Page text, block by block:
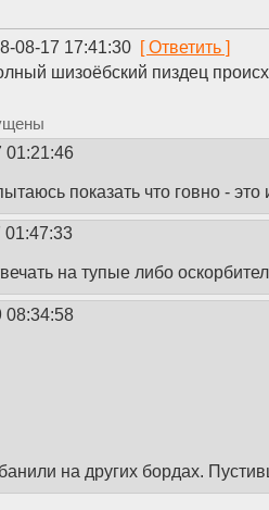
08-17 17:41:30
шизоёбский пиздец
01:21:46
показать что говно -
01:47:33
на тупые либо
08:34:58
на других бордах.